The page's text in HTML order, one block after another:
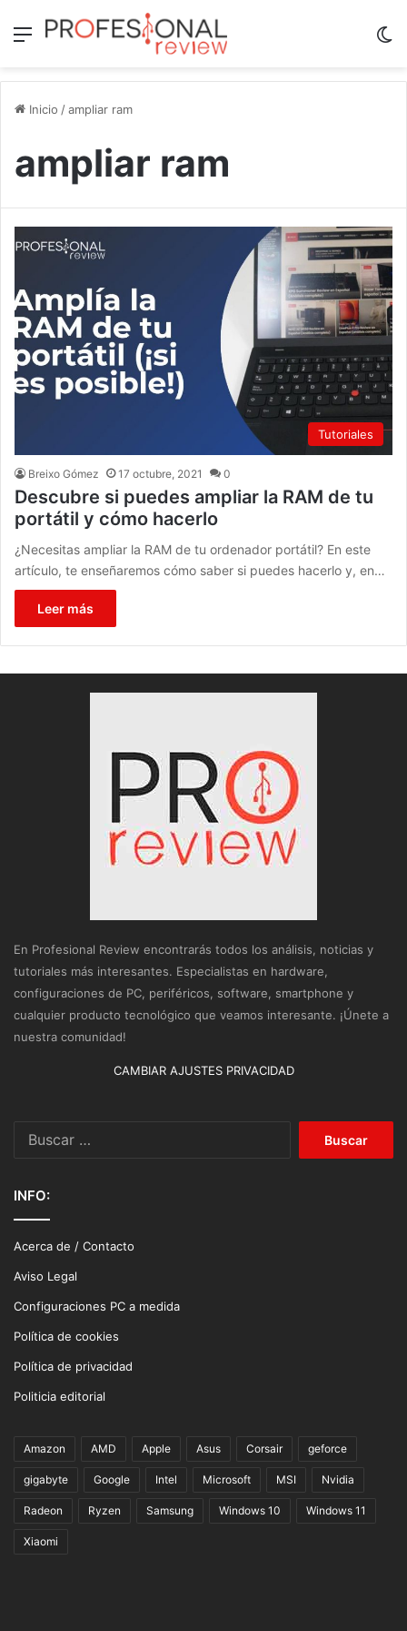
Menú
Inicio /ampliar ram
ampliar ram
Tutoriales
Breixo Gómez 17 octubre, 2021 0
Descubre si puedes ampliar la RAM de tu
portátil y cómo hacerlo
¿Necesitas ampliar la RAM de tu ordenador portátil? En este
artículo, te enseñaremos cómo saber si puedes hacerlo y, en…
Leer más
En Profesional Review encontrarás todos los análisis, noticias y
tutoriales más interesantes. Especialistas en hardware,
configuraciones de PC, periféricos, software, smartphone y
cualquier producto tecnológico que veamos interesante. ¡Únete a
nuestra comunidad!
CAMBIAR AJUSTES PRIVACIDAD
INFO:
Acerca de / Contacto
Aviso Legal
Configuraciones PC a medida
Política de cookies
Política de privacidad
Politicia editorial
Amazon AMD Apple Asus Corsair geforce
gigabyte Google Intel Microsoft MSI Nvidia
Radeon Ryzen Samsung Windows 10 Windows 11
Xiaomi